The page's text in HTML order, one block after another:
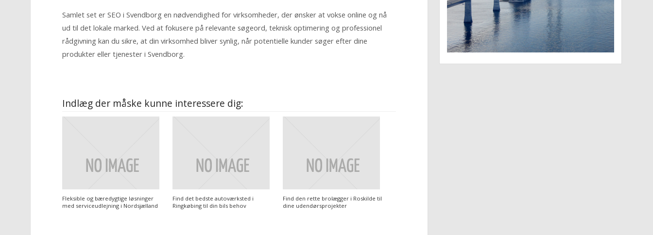
Samlet set er SEO i Svendborg en nødvendighed for virksomheder, der ønsker at vokse online og nå
ud til det lokale marked. Ved at fokusere på relevante søgeord, teknisk optimering og professionel
rådgivning kan du sikre, at din virksomhed bliver synlig, når potentielle kunder søger efter dine
produkter eller tjenester i Svendborg.
Indlæg der måske kunne interessere dig:
Fleksible og bæredygtige løsninger
med serviceudlejning i Nordsjælland
Find det bedste autoværksted i
Ringkøbing til din bils behov
Find den rette brolægger i Roskilde til
dine udendørsprojekter